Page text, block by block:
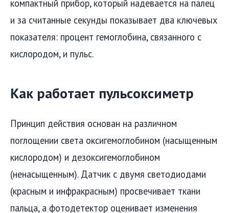
компактный прибор, который надевается на палец
и за считанные секунды показывает два ключевых
показателя: процент гемоглобина, связанного с
кислородом, и пульс.
Как работает пульсоксиметр
Принцип действия основан на различном
поглощении света оксигемоглобином (насыщенным
кислородом) и дезоксигемоглобином
(ненасыщенным). Датчик с двумя светодиодами
(красным и инфракрасным) просвечивает ткани
пальца, а фотодетектор оценивает изменения